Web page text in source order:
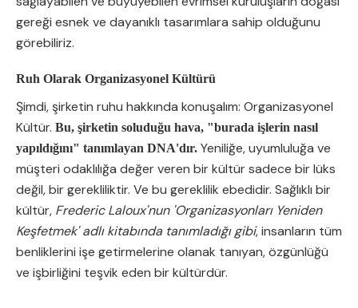
gereği esnek ve dayanıklı tasarımlara sahip olduğunu
görebiliriz.
Ruh Olarak Organizasyonel Kültürü
Şimdi, şirketin ruhu hakkında konuşalım: Organizasyonel
Kültür. Bu, şirketin soluduğu hava, "burada işlerin nasıl
yapıldığını" tanımlayan DNA'dır. Yeniliğe, uyumluluğa ve
müşteri odaklılığa değer veren bir kültür sadece bir lüks
değil, bir gerekliliktir. Ve bu gereklilik ebedidir. Sağlıklı bir
kültür, Frederic Laloux'nun 'Organizasyonları Yeniden
Keşfetmek' adlı kitabında tanımladığı gibi, insanların tüm
benliklerini işe getirmelerine olanak tanıyan, özgünlüğü
ve işbirliğini teşvik eden bir kültürdür.